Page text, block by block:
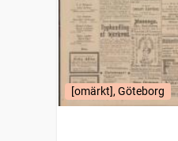
[omärkt], Göteborg